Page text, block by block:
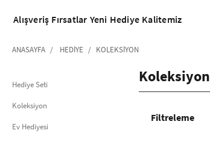
Alışveriş Fırsatlar Yeni Hediye Kalitemiz
ANASAYFA HEDIYE KOLEKSIYON
Hediye Seti
Koleksiyon
Ev Hediyesi
Koleksiyon